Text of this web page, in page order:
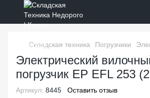
Складская техника Погрузчики
Электрический
погрузчик EP EFL 253
Артикул: 8445 Оставить отзыв